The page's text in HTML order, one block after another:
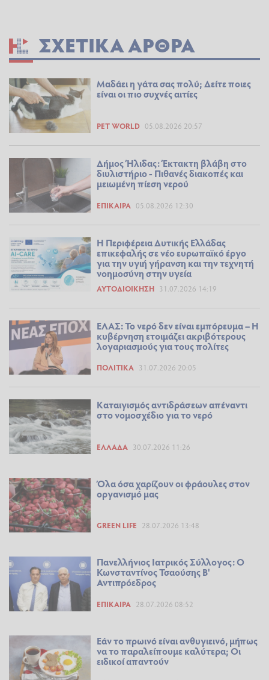
ΣΧΕΤΙΚΆ ΆΡΘΡΑ
Μαδάει η γάτα σας πολύ; Δείτε ποιες
είναι οι πιο συχνές αιτίες
PET WORLD 05.08.2026 20:57
Δήμος Ήλιδας: Έκτακτη βλάβη στο
διυλιστήριο - Πιθανές διακοπές και
μειωμένη πίεση νερού
ΕΠΊΚΑΙΡΑ 05.08.2026 12:30
Η Περιφέρεια Δυτικής Ελλάδας
επικεφαλής σε νέο ευρωπαϊκό έργο
για την υγιή γήρανση και την τεχνητή
νοημοσύνη στην υγεία
ΑΥΤΟΔΙΟΊΚΗΣΗ 31.07.2026 14:19
ΕΛΑΣ: Το νερό δεν είναι εμπόρευμα – Η
κυβέρνηση ετοιμάζει ακριβότερους
λογαριασμούς για τους πολίτες
ΠΟΛΙΤΙΚΆ 31.07.2026 20:05
Καταιγισμός αντιδράσεων απέναντι
στο νομοσχέδιο για το νερό
ΕΛΛΆΔΑ 30.07.2026 11:26
Όλα όσα χαρίζουν οι φράουλες στον
οργανισμό μας
GREEN LIFE 28.07.2026 13:48
Πανελλήνιος Ιατρικός Σύλλογος: Ο
Κωνσταντίνος Τσαούσης Β'
Αντιπρόεδρος
ΕΠΊΚΑΙΡΑ 28.07.2026 08:52
Εάν το πρωινό είναι ανθυγιεινό, μήπως
να το παραλείπουμε καλύτερα; Οι
ειδικοί απαντούν